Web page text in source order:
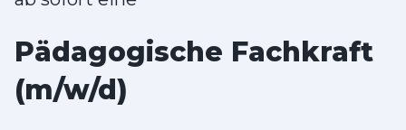
Pädagogische Fachkraft
(m/w/d)